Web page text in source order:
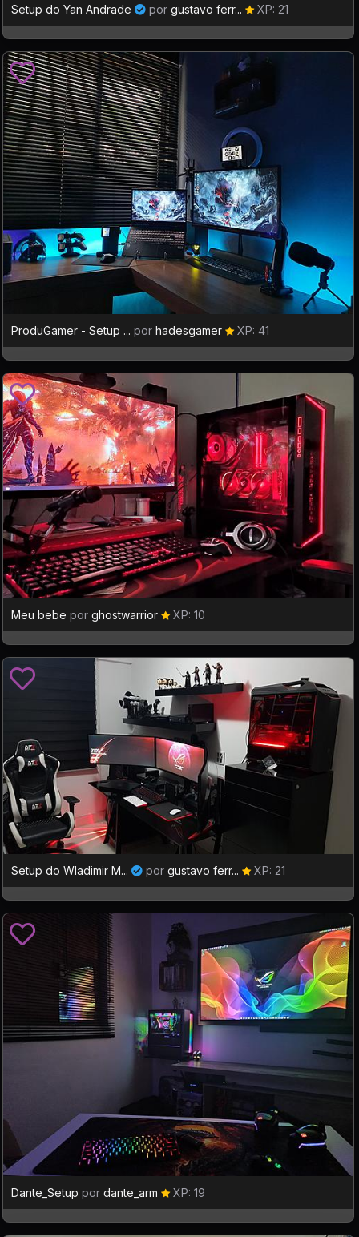
Setup do Yan Andrade por gustavo ferr... XP: 21
ProduGamer - Setup ... por hadesgamer XP: 41
Meu bebe por ghostwarrior XP: 10
Setup do Wladimir M... por gustavo ferr... XP: 21
Dante_Setup por dante_arm XP: 19